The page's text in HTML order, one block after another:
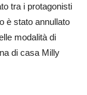
tra i protagonisti
è stato annullato
modalità di
di casa Milly